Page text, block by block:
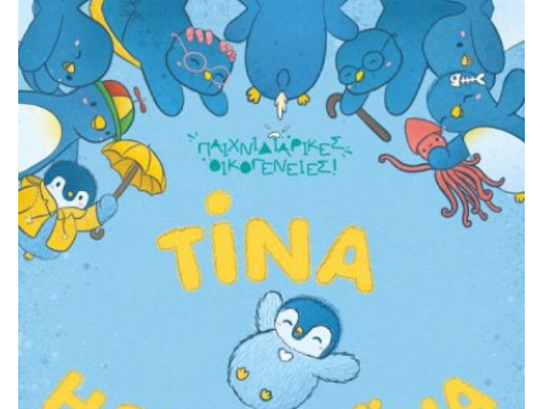
εύληπτο τρόπο πόσο σημαντική είναι η φιλία και πόσο
περίπλοκη έννοια με πολλές και διαφορετικές ερμηνείες
είναι η ευτυχία. Ελάτε να διαβάσουμε!